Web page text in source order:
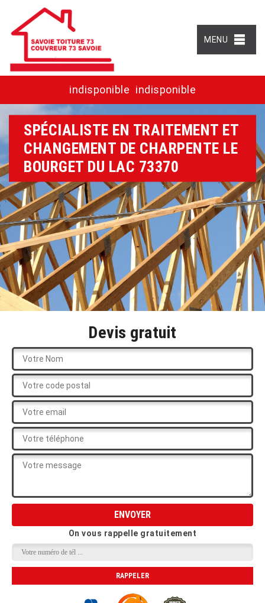
MENU
indisponible indisponible
SPÉCIALISTE EN TRAITEMENT ET
CHANGEMENT DE CHARPENTE LE
BOURGET DU LAC 73370
Devis gratuit
On vous rappelle gratuitement